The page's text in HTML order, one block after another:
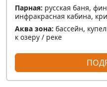
Парная: русская баня,
инфракрасная кабина,
Аква зона: бассейн,
к озеру / реке